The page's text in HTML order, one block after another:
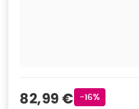
Verkaufspreis
82,99 € Rabattstempel
-16%